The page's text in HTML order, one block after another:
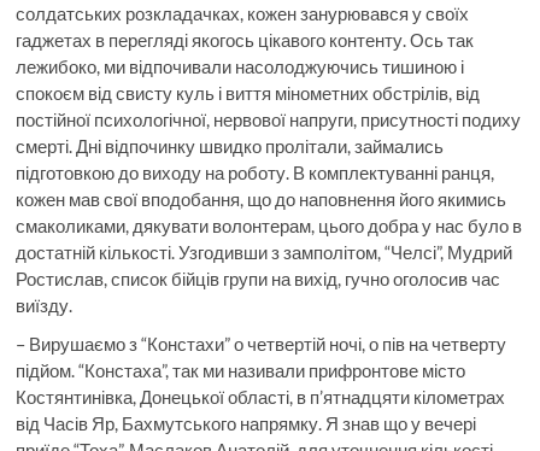
солдатських розкладачках, кожен занурювався у своїх
гаджетах в перегляді якогось цікавого контенту. Ось так
лежибоко, ми відпочивали насолоджуючись тишиною і
спокоєм від свисту куль і виття мінометних обстрілів, від
постійної психологічної, нервової напруги, присутності подиху
смерті. Дні відпочинку швидко пролітали, займались
підготовкою до виходу на роботу. В комплектуванні ранця,
кожен мав свої вподобання, що до наповнення його якимись
смаколиками, дякувати волонтерам, цього добра у нас було в
достатній кількості. Узгодивши з замполітом, “Челсі”, Мудрий
Ростислав, список бійців групи на вихід, гучно оголосив час
виїзду.
– Вирушаємо з “Констахи” о четвертій ночі, о пів на четверту
підйом. “Констаха”, так ми називали прифронтове місто
Костянтинівка, Донецької області, в п’ятнадцяти кілометрах
від Часів Яр, Бахмутського напрямку. Я знав що у вечері